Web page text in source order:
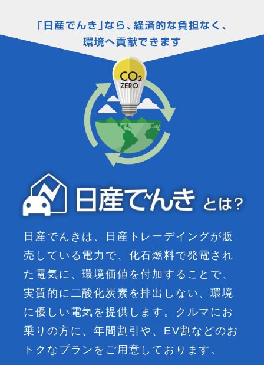
日産でんきは、日産トレーデイングが販
売している電力で、化石燃料で発電され
た電気に、環境価値を付加することで、
実質的に二酸化炭素を排出しない、環境
に優しい電気を提供します。クルマにお
乗りの方に、年間割引や、EV割などのお
トクなプランをご用意しております。